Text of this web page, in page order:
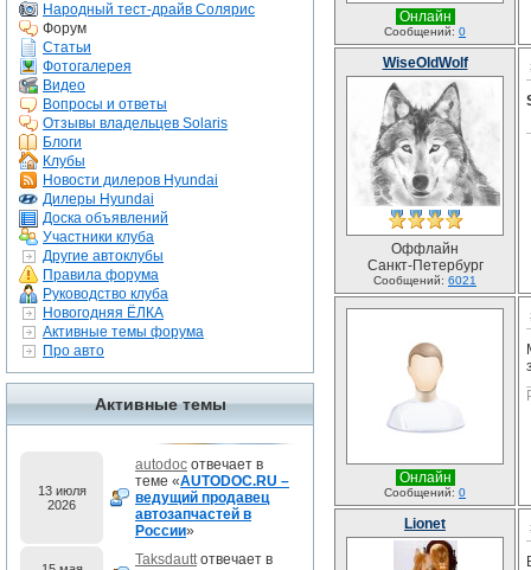
Народный тест-драйв Солярис
Форум
Статьи
Фотогалерея
Видео
Вопросы и ответы
Отзывы владельцев Solaris
Блоги
Клубы
Новости дилеров Hyundai
Дилеры Hyundai
Доска объявлений
Участники клуба
Другие автоклубы
Правила форума
Руководство клуба
Новогодняя ЁЛКА
Активные темы форума
Про авто
Активные темы
13 июля
2026
autodoc отвечает в
теме «AUTODOC.RU –
ведущий продавец
автозапчастей в
России»
Taksdauttотвечает в
Онлайн
Сообщений: 0
WiseOldWolf
Оффлайн
Санкт-Петербург
Сообщений: 6021
Онлайн
Сообщений: 0
Lionet